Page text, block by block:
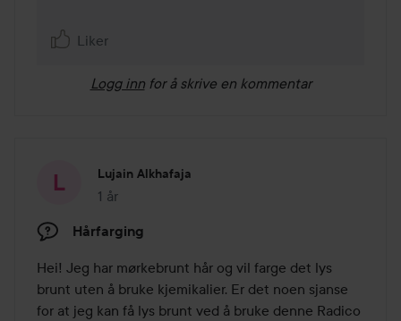
Liker
Logg inn for å skrive en kommentar
Lujain Alkhafaja
1 år
Innlegget ble opprettet 1 år
Hårfarging
Hei! Jeg har mørkebrunt hår og vil farge det lys
brunt uten å bruke kjemikalier. Er det noen sjanse
for at jeg kan få lys brunt ved å bruke denne Radico